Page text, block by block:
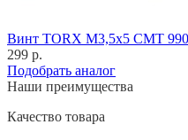
Винт TORX M3,5x5 CMT
299 р.
Подобрать аналог
Наши преимущества
Качество товара